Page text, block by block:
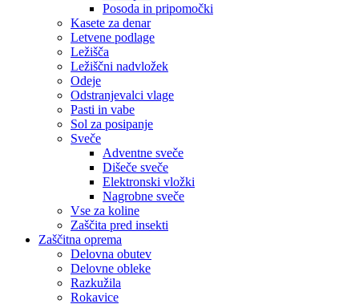
Posoda in pripomočki
Kasete za denar
Letvene podlage
Ležišča
Ležiščni nadvložek
Odeje
Odstranjevalci vlage
Pasti in vabe
Sol za posipanje
Sveče
Adventne sveče
Dišeče sveče
Elektronski vložki
Nagrobne sveče
Vse za koline
Zaščita pred insekti
Zaščitna oprema
Delovna obutev
Delovne obleke
Razkužila
Rokavice